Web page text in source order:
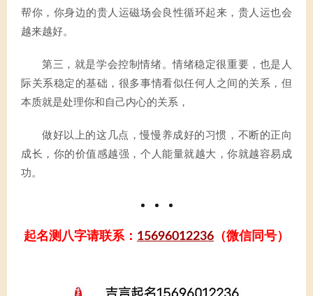
帮你，你身边的贵人运磁场会良性循环起来，贵人运也会
越来越好。
第三，就是学会控制情绪。情绪稳定很重要，也是人
际关系稳定的基础，很多事情看似任何人之间的关系，但
本质就是处理你和自己内心的关系，
做好以上的这几点，慢慢养成好的习惯，不断的正向
成长，你的价值感越强，个人能量就越大，你就越容易成
功。
起名测八字请联系： 15696012236 （微信同号）